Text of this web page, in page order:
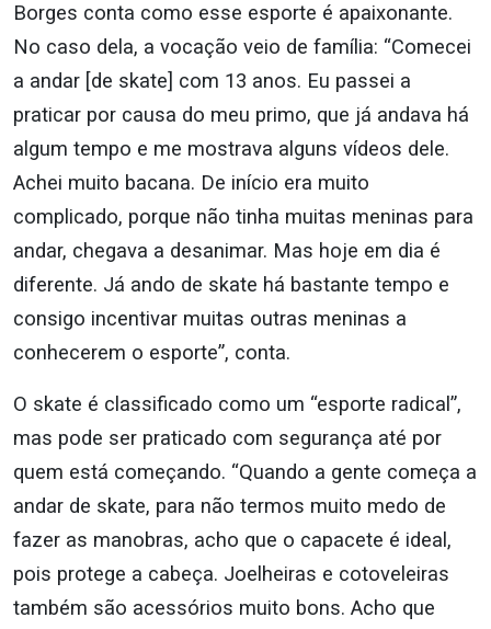
Borges conta como esse esporte é apaixonante.
No caso dela, a vocação veio de família: “Comecei
a andar [de skate] com 13 anos. Eu passei a
praticar por causa do meu primo, que já andava há
algum tempo e me mostrava alguns vídeos dele.
Achei muito bacana. De início era muito
complicado, porque não tinha muitas meninas para
andar, chegava a desanimar. Mas hoje em dia é
diferente. Já ando de skate há bastante tempo e
consigo incentivar muitas outras meninas a
conhecerem o esporte”, conta.
O skate é classificado como um “esporte radical”,
mas pode ser praticado com segurança até por
quem está começando. “Quando a gente começa a
andar de skate, para não termos muito medo de
fazer as manobras, acho que o capacete é ideal,
pois protege a cabeça. Joelheiras e cotoveleiras
também são acessórios muito bons. Acho que